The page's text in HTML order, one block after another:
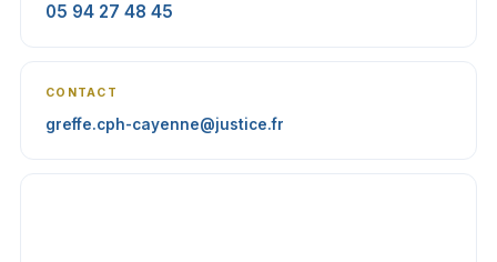
05 94 27 48 45
CONTACT
greffe.cph-cayenne@justice.fr